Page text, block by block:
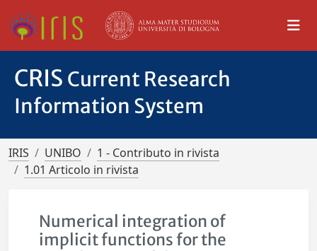
CRIS Current Research
Information System
IRIS UNIBO
1 - Contributo in rivista
1.01 Articolo in rivista
Numerical integration of
implicit functions for the